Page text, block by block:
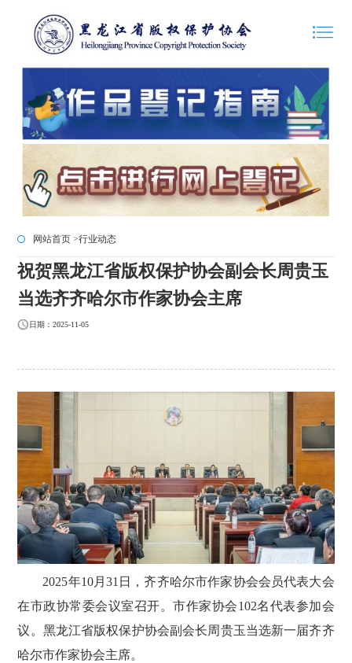
网站首页 >行业动态
祝贺黑龙江省版权保护协会副会长周贵玉
当选齐齐哈尔市作家协会主席
日期：2025-11-05
2025年10月31日，齐齐哈尔市作家协会会员代表大会
在市政协常委会议室召开。市作家协会102名代表参加会
议。黑龙江省版权保护协会副会长周贵玉当选新一届齐齐
哈尔市作家协会主席。